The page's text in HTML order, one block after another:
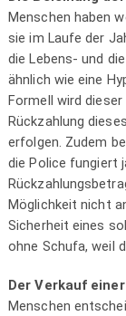
Menschen haben
sie im Laufe der
die Lebens- und
ähnlich wie eine
Formell wird
Rückzahlung
erfolgen. Zudem
die Police fungiert
Möglichkeit nicht
Sicherheit eines
ohne Schufa, weil
Der Verkauf
Menschen